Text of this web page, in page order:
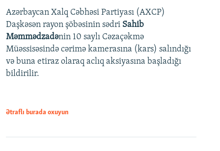
Auto 240p 360p
720p 1080p
360p
720p
1080p
Azərbaycan Xalq Cəbhəsi Partiyası (AXCP)
Daşkəsən rayon şöbəsinin sədri Sahib
Məmmədzadənin 10 saylı Cəzaçəkmə
Müəssisəsində cərimə kamerasına (kars) salındığı
və buna etiraz olaraq aclıq aksiyasına başladığı
bildirilir.
Ətraflı burada oxuyun